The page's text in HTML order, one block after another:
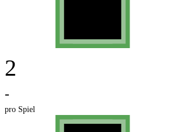
2
-
pro Spiel